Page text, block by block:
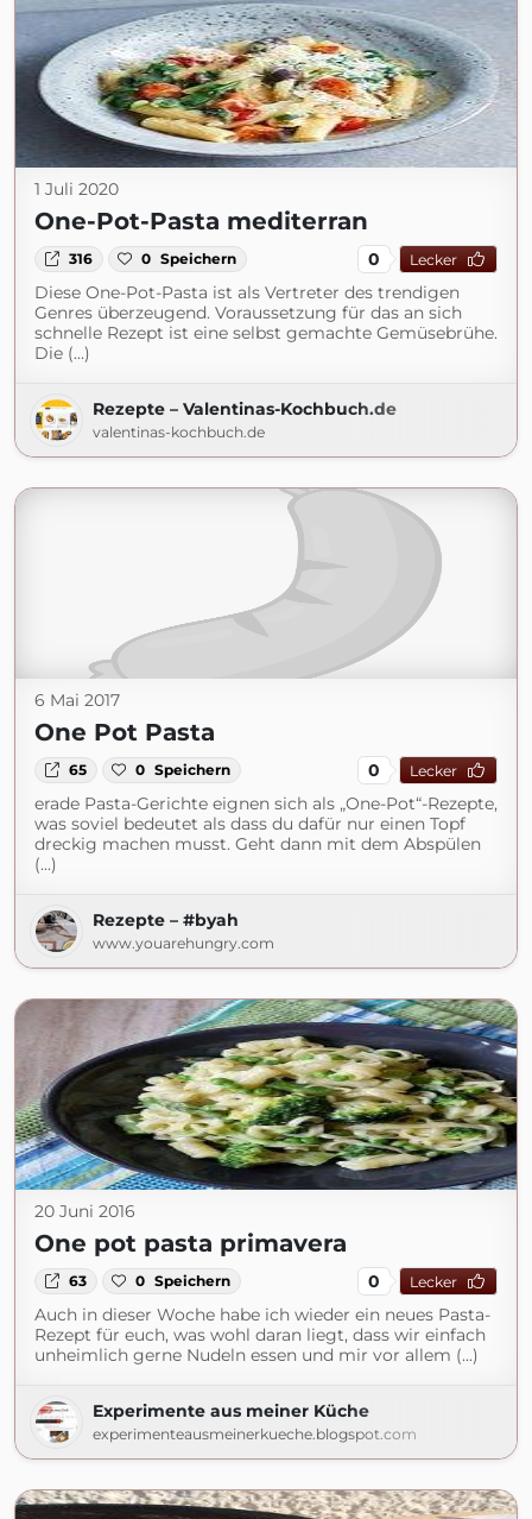
1 Juli 2020
One-Pot-Pasta mediterran
316 0 Speichern 0 Lecker
Diese One-Pot-Pasta ist als Vertreter des trendigen
Genres überzeugend. Voraussetzung für das an sich
schnelle Rezept ist eine selbst gemachte Gemüsebrühe.
Die (...)
Rezepte – Valentinas-Kochbuch.de
valentinas-kochbuch.de
6 Mai 2017
One Pot Pasta
65 0 Speichern 0 Lecker
erade Pasta-Gerichte eignen sich als „One-Pot“-Rezepte,
was soviel bedeutet als dass du dafür nur einen Topf
dreckig machen musst. Geht dann mit dem Abspülen
(...)
Rezepte – #byah
www.youarehungry.com
20 Juni 2016
One pot pasta primavera
63 0 Speichern 0 Lecker
Auch in dieser Woche habe ich wieder ein neues Pasta-
Rezept für euch, was wohl daran liegt, dass wir einfach
unheimlich gerne Nudeln essen und mir vor allem (...)
Experimente aus meiner Küche
experimenteausmeinerkueche.blogspot.com